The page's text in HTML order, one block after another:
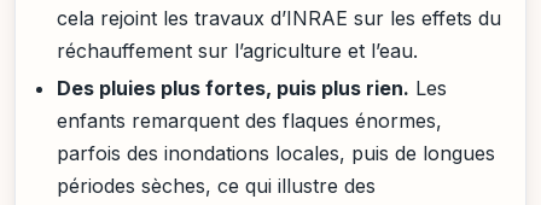
cela rejoint les travaux d’INRAE sur les effets du
réchauffement sur l’agriculture et l’eau.
Des pluies plus fortes, puis plus rien. Les
enfants remarquent des flaques énormes,
parfois des inondations locales, puis de longues
périodes sèches, ce qui illustre des